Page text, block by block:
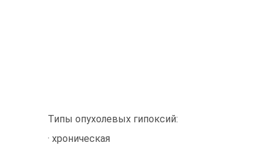
Типы опухолевых гипоксий:
· хроническая